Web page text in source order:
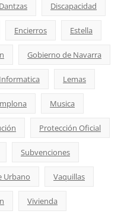
Dantzas Discapacidad
Encierros Estella
Gobierno de Navarra
Informatica Lemas
Musica
Protección Oficial
Subvenciones
Urbano Vaquillas
Vivienda